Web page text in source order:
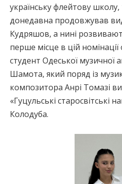
українську флейтову школу,
донедавна продовжував
Кудряшов, а нині
перше місце в цій
студент Одеської музичної
Шамота, який поряд із
композитора Анрі Томазі
«Гуцульські старосвітські
Колодуба.